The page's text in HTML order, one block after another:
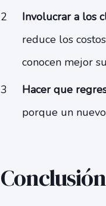
Involucrar a los
reduce los
conocen mejor
Hacer que
porque un
Conclusión